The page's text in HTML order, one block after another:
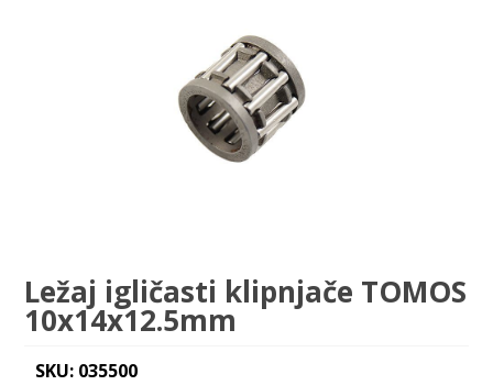
Ležaj igličasti klipnjače TOMOS
10x14x12.5mm
SKU: 035500